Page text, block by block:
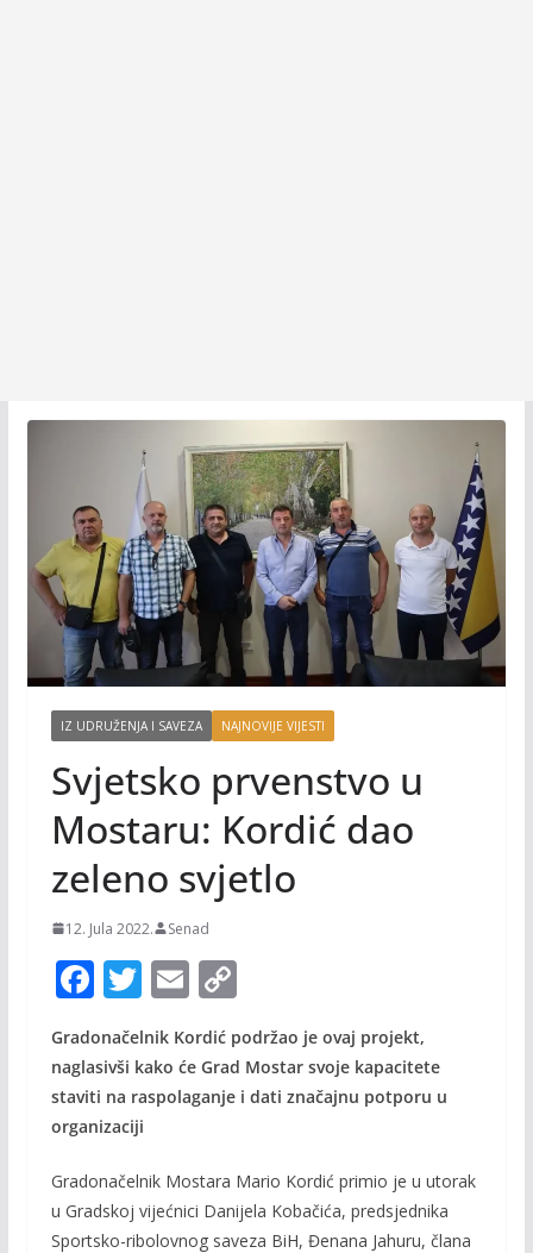
IZ UDRUŽENJA I SAVEZA NAJNOVIJE VIJESTI
Svjetsko prvenstvo u
Mostaru: Kordić dao
zeleno svjetlo
12. Jula 2022. Senad
F
ac
e
b
o
o
k
T
w
itt
er
E
m
ai
l
C
p
y
n
k
Gradonačelnik Kordić podržao je ovaj projekt,
naglasivši kako će Grad Mostar svoje kapacitete
staviti na raspolaganje i dati značajnu potporu u
organizaciji
Gradonačelnik Mostara Mario Kordić primio je u utorak
u Gradskoj vijećnici Danijela Kobačića, predsjednika
Sportsko-ribolovnog saveza BiH, Đenana Jahuru, člana